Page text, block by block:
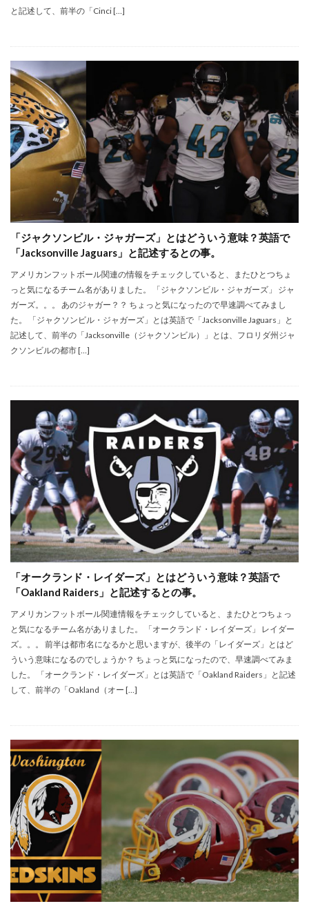
と記述して、前半の「Cinci […]
「ジャクソンビル・ジャガーズ」とはどういう意味？英語で
「Jacksonville Jaguars」と記述するとの事。
アメリカンフットボール関連の情報をチェックしていると、またひとつちょ
っと気になるチーム名がありました。 「ジャクソンビル・ジャガーズ」 ジャ
ガーズ。。。 あのジャガー？？ ちょっと気になったので早速調べてみまし
た。 「ジャクソンビル・ジャガーズ」とは英語で「Jacksonville Jaguars」と
記述して、前半の「Jacksonville（ジャクソンビル）」とは、フロリダ州ジャ
クソンビルの都市 […]
「オークランド・レイダーズ」とはどういう意味？英語で
「Oakland Raiders」と記述するとの事。
アメリカンフットボール関連情報をチェックしていると、またひとつちょっ
と気になるチーム名がありました。 「オークランド・レイダーズ」 レイダー
ズ。。。 前半は都市名になるかと思いますが、後半の「レイダーズ」とはど
ういう意味になるのでしょうか？ ちょっと気になったので、早速調べてみま
した。 「オークランド・レイダーズ」とは英語で「Oakland Raiders」と記述
して、前半の「Oakland（オー […]